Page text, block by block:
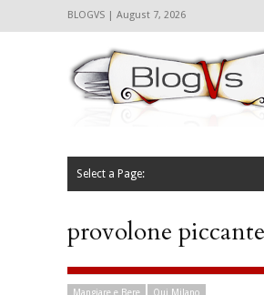
BLOGVS | August 7, 2026
Select a Page:
provolone piccante
Mangiare e Bere Qui Milano